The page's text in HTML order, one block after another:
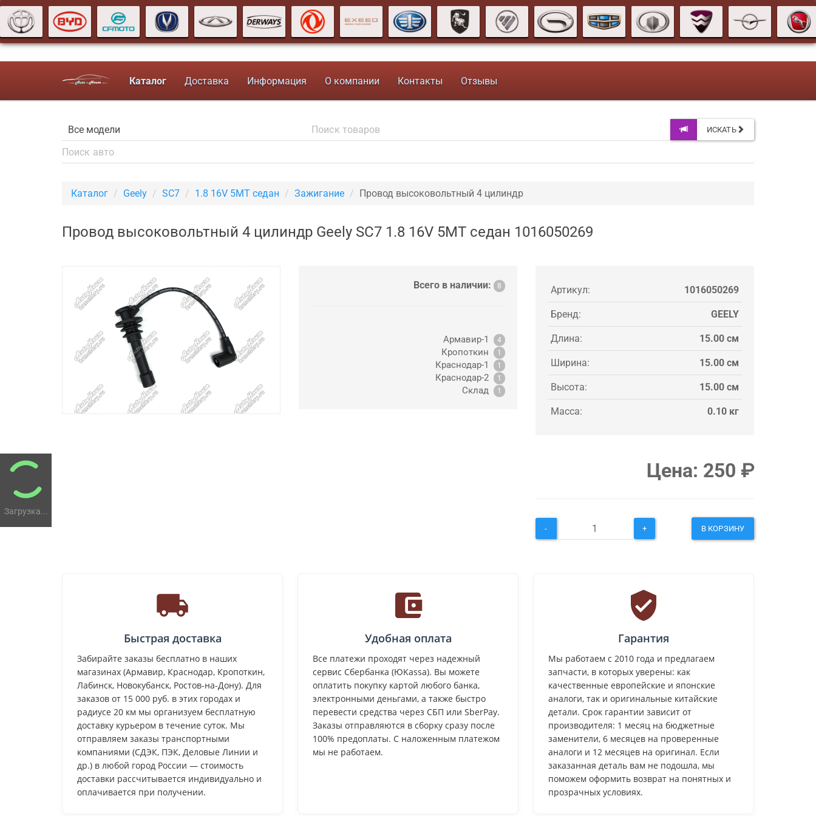
Загрузка...
Каталог Доставка Информация О компании Контакты Отзывы
ИСКАТЬ
Каталог Geely SC7 1.8 16V 5MT седан Зажигание Провод высоковольтный 4 цилиндр
Провод высоковольтный 4 цилиндр Geely SC7 1.8 16V 5MT седан 1016050269
Всего в наличии: 8
Армавир-1 4
Кропоткин 1
Краснодар-1 1
Краснодар-2 1
Склад 1
Артикул: 1016050269
Бренд: GEELY
Длина: 15.00 см
Ширина: 15.00 см
Высота: 15.00 см
Масса: 0.10 кг
Цена: 250 ₽
- + В КОРЗИНУ
Быстрая доставка
Забирайте заказы бесплатно в наших
магазинах (Армавир, Краснодар, Кропоткин,
Лабинск, Новокубанск, Ростов-на-Дону). Для
заказов от 15 000 руб. в этих городах и
радиусе 20 км мы организуем бесплатную
доставку курьером в течение суток. Мы
отправляем заказы транспортными
компаниями (СДЭК, ПЭК, Деловые Линии и
др.) в любой город России — стоимость
доставки рассчитывается индивидуально и
оплачивается при получении.
Удобная оплата
Все платежи проходят через надежный
сервис Сбербанка (ЮKassa). Вы можете
оплатить покупку картой любого банка,
электронными деньгами, а также быстро
перевести средства через СБП или SberPay.
Заказы отправляются в сборку сразу после
100% предоплаты. С наложенным платежом
мы не работаем.
Гарантия
Мы работаем с 2010 года и предлагаем
запчасти, в которых уверены: как
качественные европейские и японские
аналоги, так и оригинальные китайские
детали. Срок гарантии зависит от
производителя: 1 месяц на бюджетные
заменители, 6 месяцев на проверенные
аналоги и 12 месяцев на оригинал. Если
заказанная деталь вам не подошла, мы
поможем оформить возврат на понятных и
прозрачных условиях.